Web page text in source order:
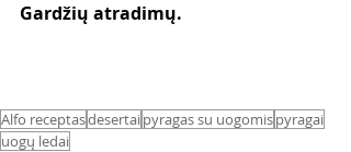
Gardžių atradimų.
Alfo receptasdesertaipyragas su uogomispyragai
uogų ledai